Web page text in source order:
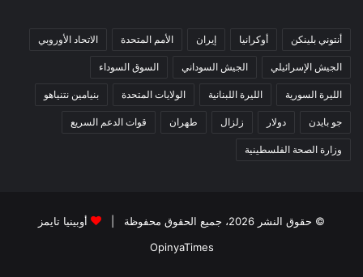
أنتوني بلينكن أوكرانيا إيران الأمم المتحدة الاتحاد الأوروبي
الجيش الإسرائيلي الجيش السوداني السوق السوداء
الليرة السورية الليرة اللبنانية الولايات المتحدة بنيامين نتنياهو
جو بايدن دولار زلزال طهران قوات الدعم السريع
وزارة الصحة الفلسطينية
© حقوق النشر 2026، جميع الحقوق محفوظة |
أوبينيا تايمز
OpinyaTimes